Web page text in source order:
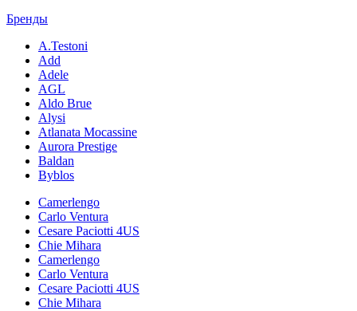
Бренды
A.Testoni
Add
Adele
AGL
Aldo Brue
Alysi
Atlanata Mocassine
Aurora Prestige
Baldan
Byblos
Camerlengo
Carlo Ventura
Cesare Paciotti 4US
Chie Mihara
Camerlengo
Carlo Ventura
Cesare Paciotti 4US
Chie Mihara